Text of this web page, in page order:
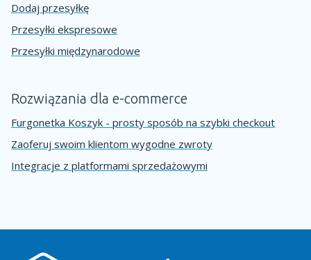
Dodaj przesyłkę
Przesyłki ekspresowe
Przesyłki międzynarodowe
Rozwiązania dla e-commerce
Furgonetka Koszyk - prosty sposób na szybki checkout
Zaoferuj swoim klientom wygodne zwroty
Integracje z platformami sprzedażowymi